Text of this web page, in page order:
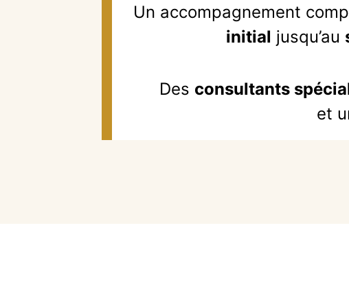
Un accompagnement
initial jusqu’au
Des consultants
et